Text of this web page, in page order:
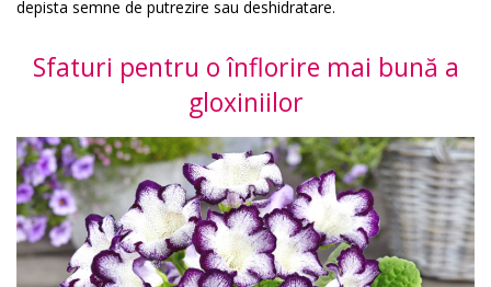
depista semne de putrezire sau deshidratare.
Sfaturi pentru o înflorire mai bună a
gloxiniilor